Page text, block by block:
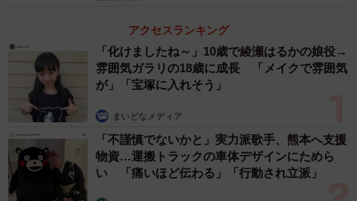
アクセスランキング
「化けましたね～」10歳で綾瀬はるかの娘役→
雰囲気ガラリの18歳に成長 「メイクで雰囲気
が」「宝塚に入れそう」
まいどなメディア
「不謹慎でないかと」実力派歌手、熊本へ支援
物資…運搬トラックの車体デザインにためら
い 「痛いほど伝わる」「行動され立派」